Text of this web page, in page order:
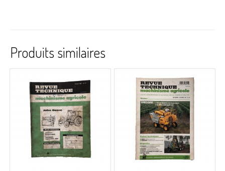
Produits similaires